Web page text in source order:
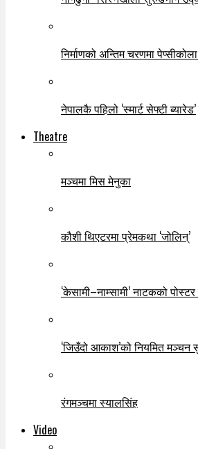
निर्माणको अन्तिम चरणमा
नेपालकै पहिलो ‘स्मार्ट सेफ्टी ब्यारेड’
Theatre
मञ्चमा मिस मेनुका
कौशी थिएटरमा प्रेमकथा ‘जोलिन्’
‘केसामी–नाम्सामी’ नाटकको
‘जिउँदो आकाश’को नियमित मञ्चन
रंगमञ्चमा स्यालसिंह
Video